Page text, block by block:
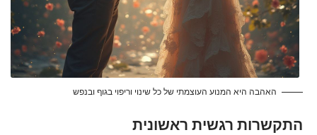
האהבה היא המנוע העוצמתי של כל שינוי וריפוי בגוף ובנפש
התקשרות רגשית ראשונית